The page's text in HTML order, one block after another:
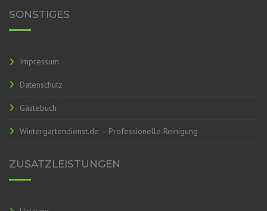
SONSTIGES
Impressum
Datenschutz
Gästebuch
Wintergartendienst.de – Professionelle Reinigung
ZUSATZLEISTUNGEN